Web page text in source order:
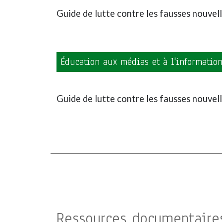
Guide de lutte contre les fausses
Éducation aux médias et à l'information
Guide de lutte contre les fausses